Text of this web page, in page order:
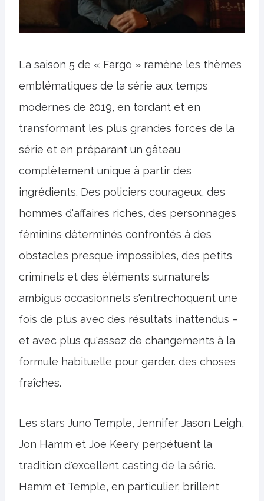
La saison 5 de « Fargo » ramène les thèmes
emblématiques de la série aux temps
modernes de 2019, en tordant et en
transformant les plus grandes forces de la
série et en préparant un gâteau
complètement unique à partir des
ingrédients. Des policiers courageux, des
hommes d'affaires riches, des personnages
féminins déterminés confrontés à des
obstacles presque impossibles, des petits
criminels et des éléments surnaturels
ambigus occasionnels s'entrechoquent une
fois de plus avec des résultats inattendus –
et avec plus qu'assez de changements à la
formule habituelle pour garder. des choses
fraîches.
Les stars Juno Temple, Jennifer Jason Leigh,
Jon Hamm et Joe Keery perpétuent la
tradition d'excellent casting de la série.
Hamm et Temple, en particulier, brillent